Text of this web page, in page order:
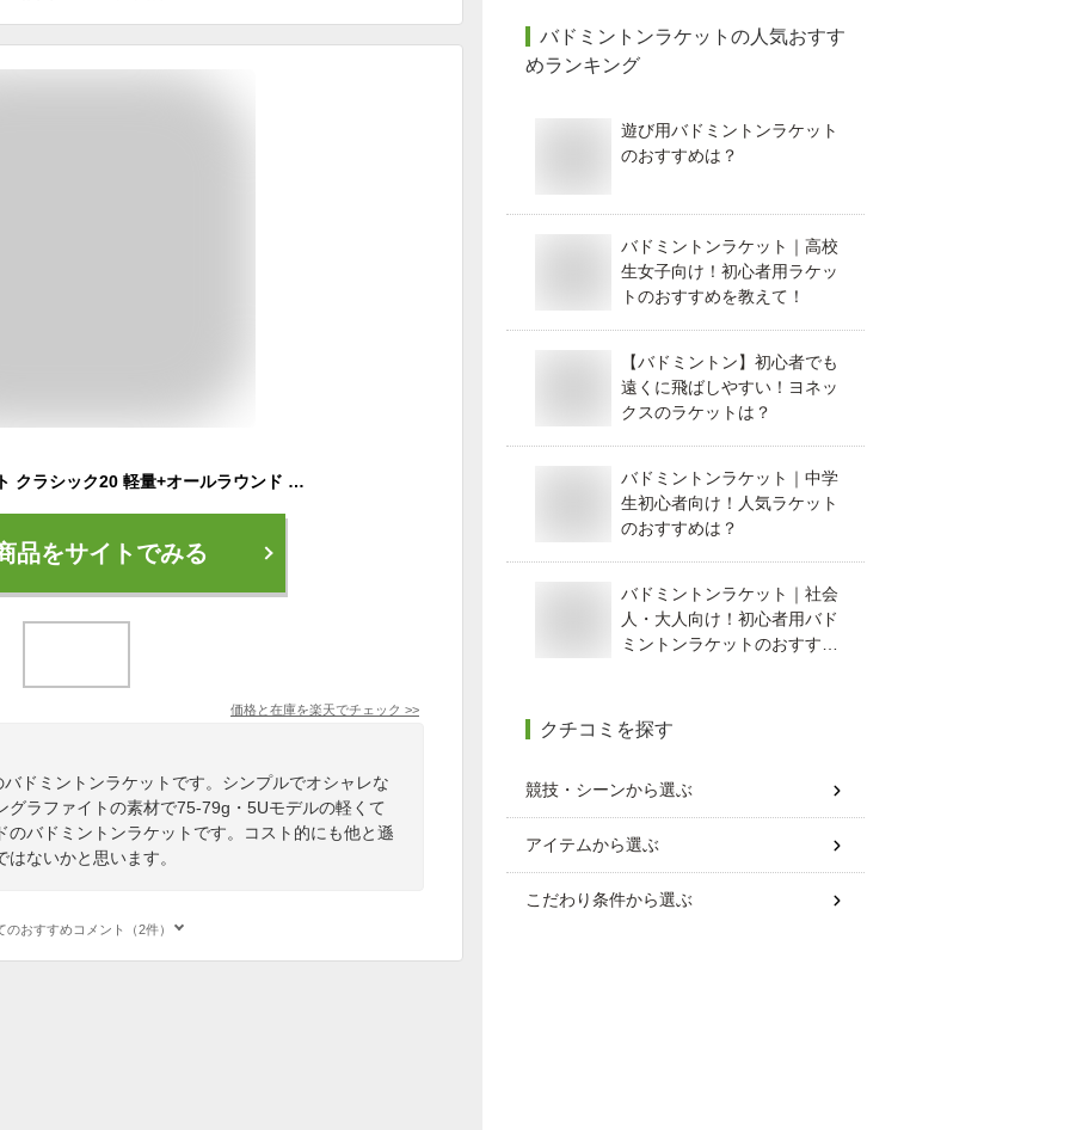
ianoni スーパーライト クラシック20 軽量+オールラウンド バドミントンラケット【オススメガット&ガット張り工賃無料】
品をサイトでみる
価格と在庫を楽天でチェック >>
ドミントンラケットです。シンプルでオシャレな
グラファイトの素材で75-79g・5Uモデルの軽くて
のバドミントンラケットです。コスト的にも他と遜
ないかと思います。
のおすすめコメント（2件）
バドミントンラケット の人気おすす
めランキング
遊び用バドミントンラケット
のおすすめは？
バドミントンラケット｜高校
生女子向け！初心者用ラケッ
トのおすすめを教えて！
【バドミントン】初心者でも
遠くに飛ばしやすい！ヨネッ
クスのラケットは？
バドミントンラケット｜中学
生初心者向け！人気ラケット
のおすすめは？
バドミントンラケット｜社会
人・大人向け！初心者用バド
ミントンラケットのおすすめ
クチコミを探す
競技・シーンから選ぶ
アイテムから選ぶ
こだわり条件から選ぶ